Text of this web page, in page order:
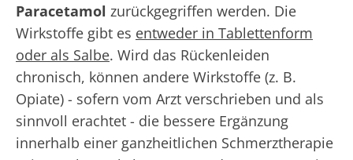
Paracetamol zurückgegriffen werden. Die
Wirkstoffe gibt es entweder in Tablettenform
oder als Salbe. Wird das Rückenleiden
chronisch, können andere Wirkstoffe (z. B.
Opiate) - sofern vom Arzt verschrieben und als
sinnvoll erachtet - die bessere Ergänzung
innerhalb einer ganzheitlichen Schmerztherapie